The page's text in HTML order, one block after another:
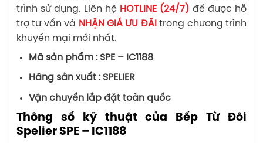
trình sử dụng. Liên hệ HOTLINE (24/7) để được hỗ
trợ tư vấn và NHẬN GIÁ ƯU ĐÃI trong chương trình
khuyến mại mới nhất.
Mã sản phẩm : SPE – IC1188
Hãng sản xuất : SPELIER
Vận chuyển lắp đặt toàn quốc
Thông số kỹ thuật của Bếp Từ Đôi
Spelier SPE – IC1188